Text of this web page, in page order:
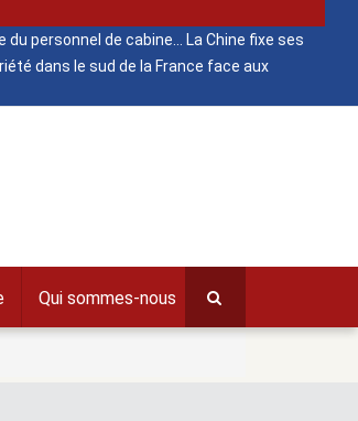
du personnel de cabine
La Chine fixe ses
dans le sud de la France face aux
Qui sommes-nous